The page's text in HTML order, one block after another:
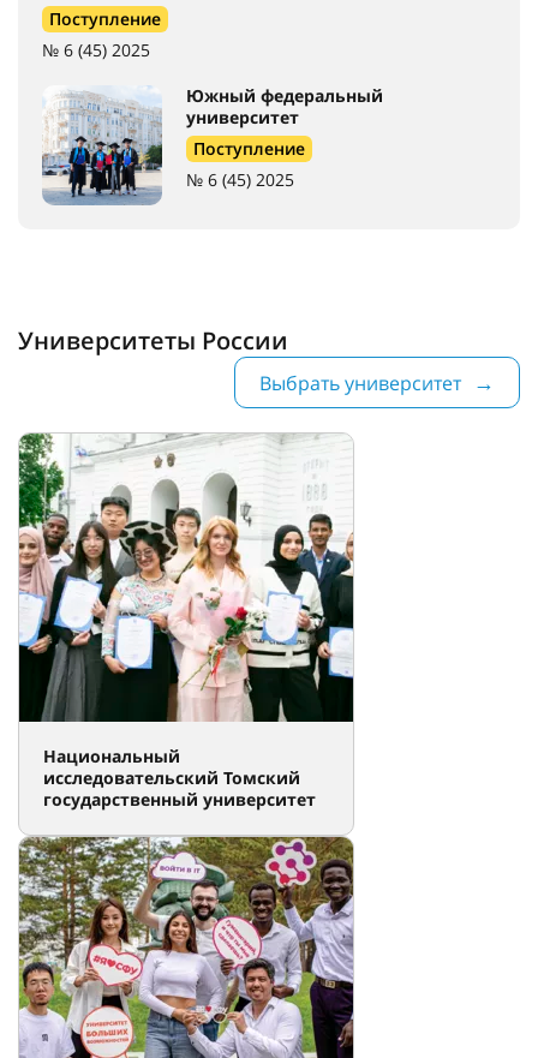
Поступление
№ 6 (45) 2025
Южный федеральный
университет
Поступление
№ 6 (45) 2025
Университеты России
Выбрать университет
Национальный
исследовательский Томский
государственный университет